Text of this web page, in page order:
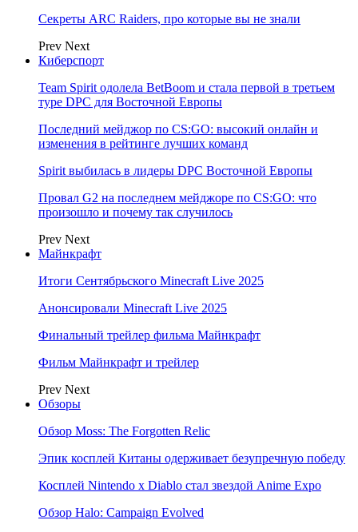
Секреты ARC Raiders, про которые вы не знали
Prev Next
Киберспорт
Team Spirit одолела BetBoom и стала первой в третьем
туре DPC для Восточной Европы
Последний мейджор по CS:GO: высокий онлайн и
изменения в рейтинге лучших команд
Spirit выбилась в лидеры DPC Восточной Европы
Провал G2 на последнем мейджоре по CS:GO: что
произошло и почему так случилось
Prev Next
Майнкрафт
Итоги Сентябрьского Minecraft Live 2025
Анонсировали Minecraft Live 2025
Финальный трейлер фильма Майнкрафт
Фильм Майнкрафт и трейлер
Prev Next
Обзоры
Обзор Moss: The Forgotten Relic
Эпик косплей Китаны одерживает безупречную победу
Косплей Nintendo x Diablo стал звездой Anime Expo
Обзор Halo: Campaign Evolved